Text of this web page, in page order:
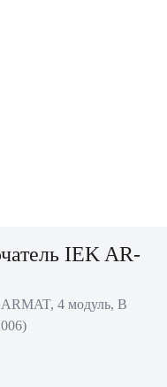
IEK AR-
4 модуль, B